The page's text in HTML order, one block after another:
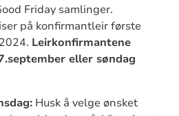
Friday samlinger.
på konfirmantleir første
Leirkonfirmantene
eller søndag
Husk å velge ønsket